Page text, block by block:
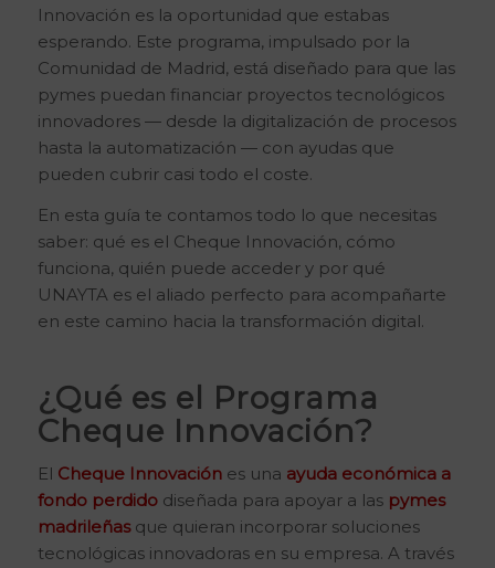
Innovación es la oportunidad que estabas
esperando. Este programa, impulsado por la
Comunidad de Madrid, está diseñado para que las
pymes puedan financiar proyectos tecnológicos
innovadores — desde la digitalización de procesos
hasta la automatización — con ayudas que
pueden cubrir casi todo el coste.
En esta guía te contamos todo lo que necesitas
saber: qué es el Cheque Innovación, cómo
funciona, quién puede acceder y por qué
UNAYTA es el aliado perfecto para acompañarte
en este camino hacia la transformación digital.
¿Qué es el Programa
Cheque Innovación?
El Cheque Innovaciónes una ayuda económica a
fondo perdidodiseñada para apoyar a las pymes
madrileñasque quieran incorporar soluciones
tecnológicas innovadoras en su empresa. A través